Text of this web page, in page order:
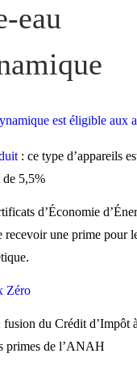
pro pour
eau
est éligible aux
: ce type d’appareils
5,5%
d’Économie
recevoir une prime pour
Zéro
fusion du Crédit d’Impôt
primes de l’ANAH